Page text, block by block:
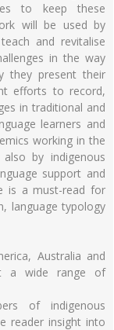
to keep these
will be used by
and revitalise
in the way
they present their
efforts to record,
in traditional and
learners and
working in the
by indigenous
support and
is a must-read for
language typology
Australia and
a wide range of
of indigenous
reader insight into